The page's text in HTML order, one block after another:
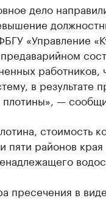
дело
«Управление
работников,
в результате
—
стоимость
пяти районов
пресечения в